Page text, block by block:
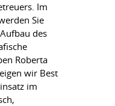
Im
Sie
des
Roberta
wir Best
im